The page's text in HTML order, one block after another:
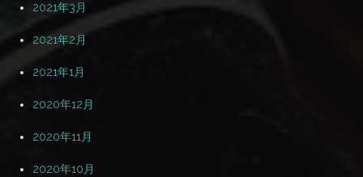
2021年3月
2021年2月
2021年1月
2020年12月
2020年11月
2020年10月